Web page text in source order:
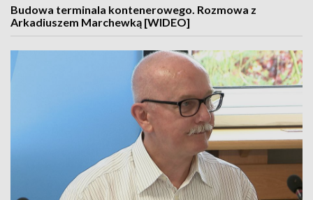
Budowa terminala kontenerowego. Rozmowa z
Arkadiuszem Marchewką [WIDEO]